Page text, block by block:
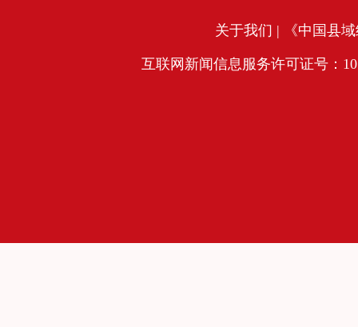
关于我们 | 《中国县
互联网新闻信息服务许可证号：